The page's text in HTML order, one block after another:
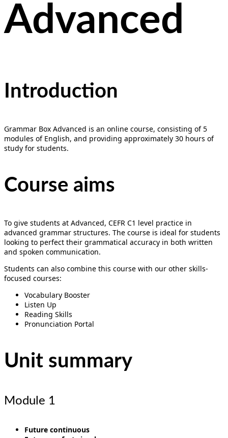
Advanced
Introduction
Grammar Box Advanced is an online course, consisting of 5
modules of English, and providing approximately 30 hours of
study for students.
Course aims
To give students at Advanced, CEFR C1 level practice in
advanced grammar structures. The course is ideal for students
looking to perfect their grammatical accuracy in both written
and spoken communication.
Students can also combine this course with our other skills-
focused courses:
Vocabulary Booster
Listen Up
Reading Skills
Pronunciation Portal
Unit summary
Module 1
Future continuous